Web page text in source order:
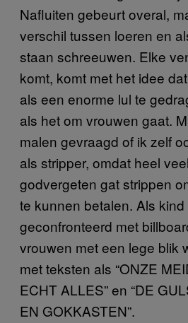
Nafluiten gebeurt overal,
verschil tussen loeren en
staan schreeuwen. Elke
komt, komt met het idee
als een enorme lul te
als het om vrouwen gaat.
malen gevraagd of ik zelf
als stripper, omdat heel
godvergeten gat strippen
te kunnen betalen. Als kind
geconfronteerd met
vrouwen met een lege blik
met teksten als “ONZE
ECHT ALLES” en “DE
EN GOKKASTEN”.